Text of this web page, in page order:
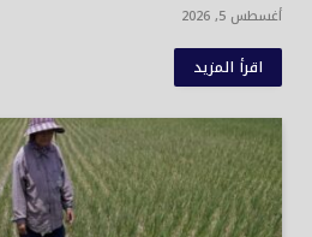
أغسطس 5, 2026
اقرأ المزيد